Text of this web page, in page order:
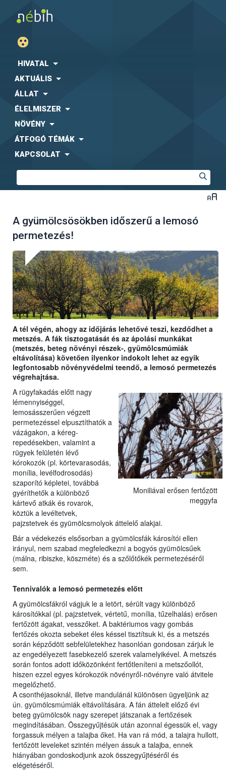
HIVATAL
AKTUÁLIS
ÁLLAT
ÉLELMISZER
NÖVÉNY
ÁTFOGÓ TÉMÁK
KAPCSOLAT
A gyümölcsösökben időszerű a lemosó
permetezés!
A tél végén, ahogy az időjárás lehetővé teszi, kezdődhet a
metszés. A fák tisztogatását és az ápolási munkákat
(metszés, beteg növényi részek-, gyümölcsmúmiák
eltávolítása) követően ilyenkor indokolt lehet az egyik
legfontosabb növényvédelmi teendő, a lemosó permetezés
végrehajtása.
Moniliával erősen fertőzött
meggyfa
A rügyfakadás előtt nagy
lémennyiséggel,
lemosásszerűen végzett
permetezéssel elpusztíthatók a
vázágakon, a kéreg-
repedésekben, valamint a
rügyek felületén lévő
kórokozók (pl. körtevarasodás,
monília, levélfodrosodás)
szaporító képletei, továbbá
gyéríthetők a különböző
kártevő atkák és rovarok,
köztük a levéltetvek,
pajzstetvek és gyümölcsmolyok áttelelő alakjai.
Bár a védekezés elsősorban a gyümölcsfák károsítói ellen
irányul, nem szabad megfeledkezni a bogyós gyümölcsűek
(málna, ribiszke, köszméte) és a szőlőtőkék permetezéséről
sem.
Tennivalók a lemosó permetezés előtt
A gyümölcsfákról vágjuk le a letört, sérült vagy különböző
károsítókkal (pl. pajzstetvek, vértetű, monília, tűzelhalás) erősen
fertőzött ágakat, vesszőket. A baktériumos vagy gombás
fertőzés okozta sebeket éles késsel tisztítsuk ki, és a metszés
során képződött sebfelületekhez hasonlóan gondosan zárjuk le
az engedélyezett fasebkezelő szerek valamelyikével. A metszés
során fontos adott időközönként fertőtleníteni a metszőollót,
hiszen ezzel egyes kórokozók növényről-növényre való átvitele
megelőzhető.
A csonthéjasoknál, illetve mandulánál különösen ügyeljünk az
ún. gyümölcsmúmiák eltávolítására. A fán áttelelt előző évi
beteg gyümölcsök nagy szerepet játszanak a fertőzések
megindításában. Összegyűjtésük után azonnal égessük el, vagy
forgassuk mélyen a talajba őket. Ha van rá mód, a talajra hullott,
fertőzött leveleket szintén mélyen ássuk a talajba, ennek
hiányában gondoskodjunk azok összegyűjtéséről és
elégetéséről.